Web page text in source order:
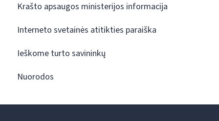
Krašto apsaugos ministerijos informacija
Interneto svetainės atitikties paraiška
Ieškome turto savininkų
Nuorodos